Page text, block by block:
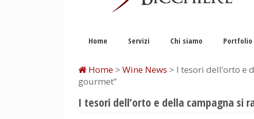
Home Servizi Chi siamo Portfolio
Home > Wine News > I tesori dell’orto e
gourmet”
I tesori dell’orto e della campagna si